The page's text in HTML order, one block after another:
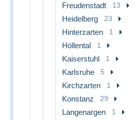
Freudenstadt 13
Heidelberg 23
Hinterzarten 1
Höllental 1
Kaiserstuhl 1
Karlsruhe 5
Kirchzarten 1
Konstanz 29
Langenargen 1